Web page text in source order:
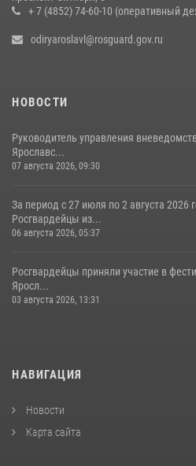
мотоциклисту в Ярославле
+ 7 (4852) 74-60-10 (оперативный
odiryaroslavl@rosguard.gov.ru
НОВОСТИ
Руководитель управления
Ярославс...
07 августа 2026, 09:30
За период с 27 июля по 2 августа 2026
Росгвардейцы из...
06 августа 2026, 05:37
Росгвардейцы приняли участие в
Яросл...
03 августа 2026, 13:31
НАВИГАЦИЯ
Новости
Карта сайта